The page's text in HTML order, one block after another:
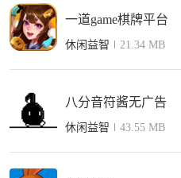
一道game棋牌平台
休闲益智 21.34 MB
八分音符酱无广告
休闲益智 43.55 MB